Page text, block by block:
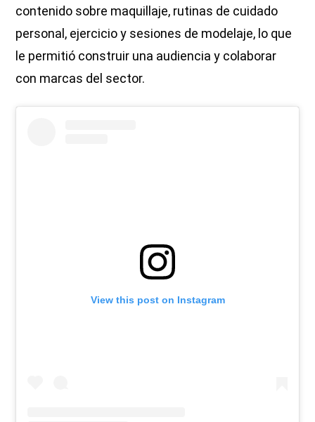
contenido sobre maquillaje, rutinas de cuidado
personal, ejercicio y sesiones de modelaje, lo que
le permitió construir una audiencia y colaborar
con marcas del sector.
View this post on Instagram